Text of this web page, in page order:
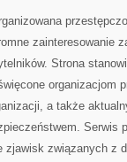
zainteresowanie
Strona
organizacjom
a także
Serwis
związanych z